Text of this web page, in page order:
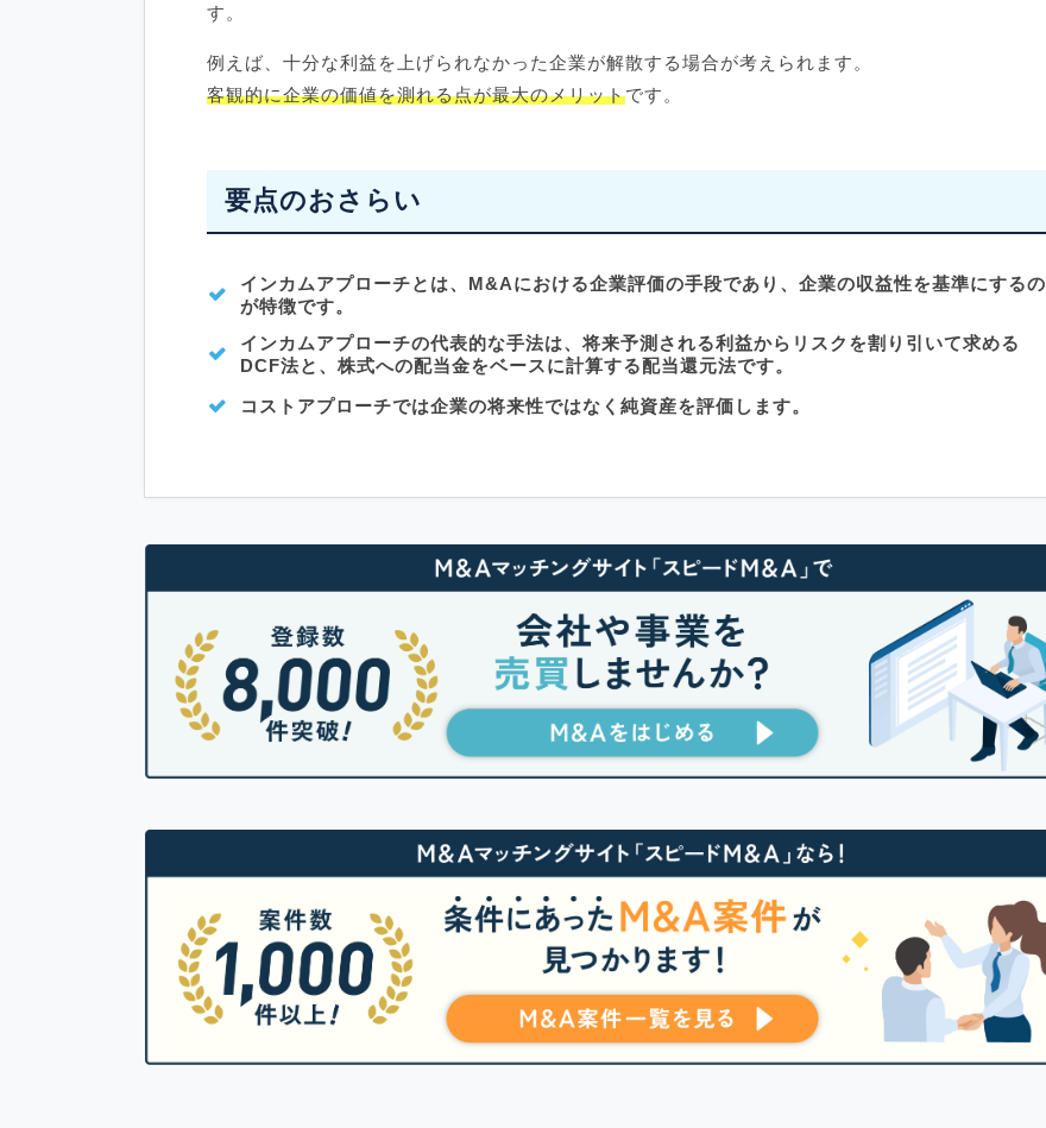
す。
例えば、十分な利益を上げられなかった企業が解散する場合が考えられます。
客観的に企業の価値を測れる点が最大のメリットです。
要点のおさらい
インカムアプローチとは、M&Aにおける企業評価の手段であり、企業の収益性を基準にするの
が特徴です。
インカムアプローチの代表的な手法は、将来予測される利益からリスクを割り引いて求める
DCF法と、株式への配当金をベースに計算する配当還元法です。
コストアプローチでは企業の将来性ではなく純資産を評価します。